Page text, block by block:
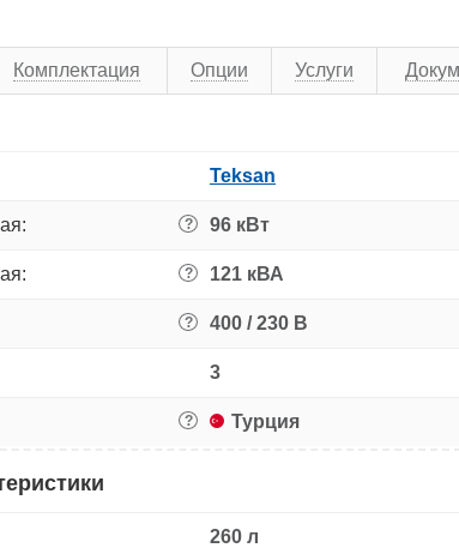
Комплектация Опции Услуги
Teksan
? 96 кВт
? 121 кВА
? 400 / 230 В
3
? Турция
260 л